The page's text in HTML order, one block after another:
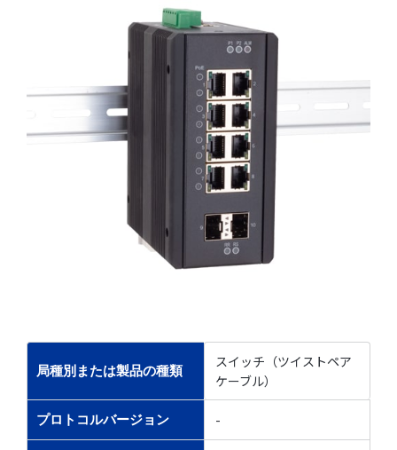
局種別または製品の種類
スイッチ（ツイストペア
ケーブル）
プロトコルバージョン -